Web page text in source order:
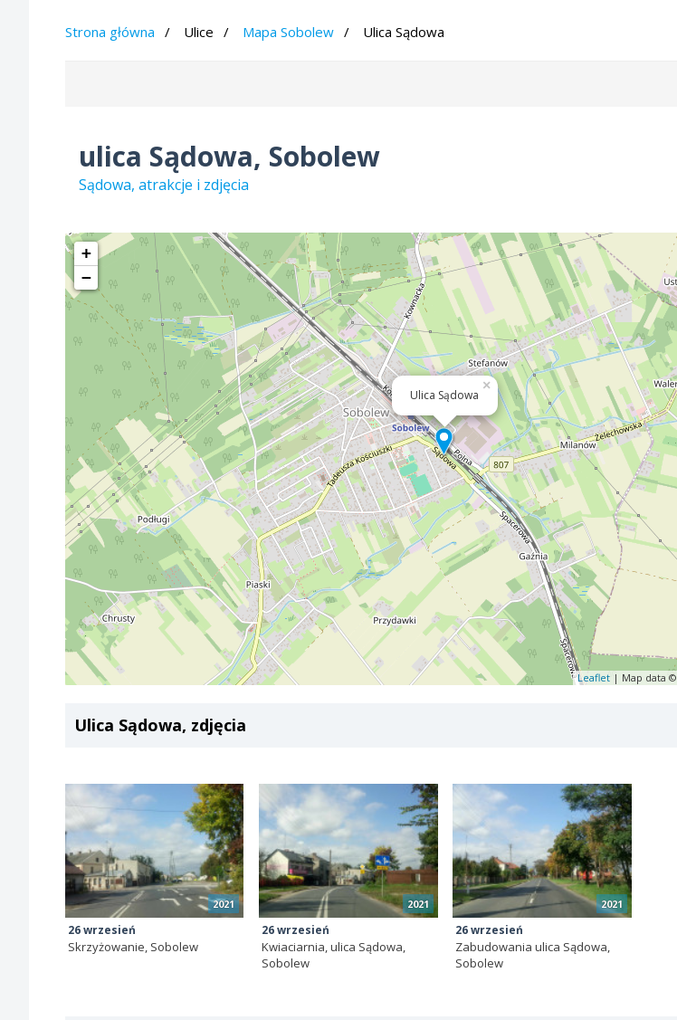
Strona główna Ulice Mapa Sobolew Ulica Sądowa
ulica Sądowa, Sobolew
Sądowa, atrakcje i zdjęcia
Ulica Sądowa
×
+
−
Leaflet | Map data ©
Ulica Sądowa, zdjęcia
2021
26 wrzesień
Skrzyżowanie, Sobolew
2021
26 wrzesień
Kwiaciarnia, ulica Sądowa,
Sobolew
2021
26 wrzesień
Zabudowania ulica Sądowa,
Sobolew